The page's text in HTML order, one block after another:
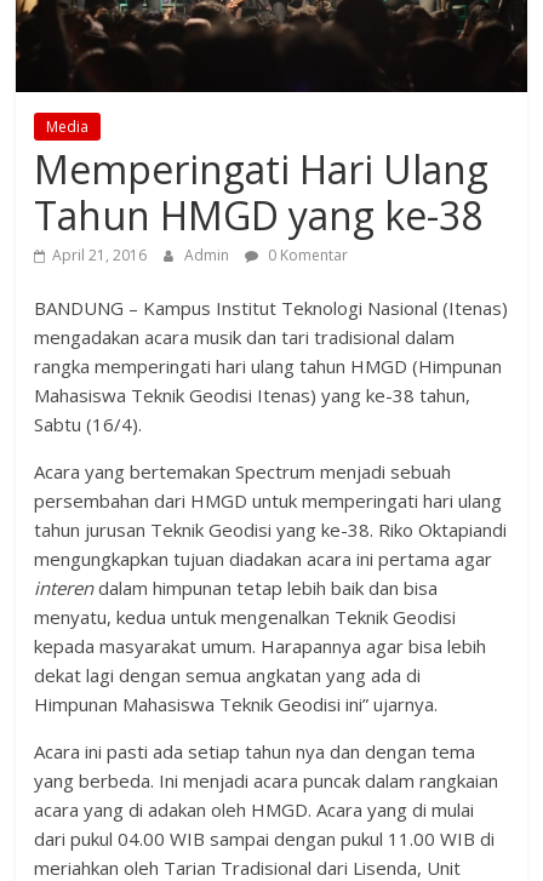
Media
Memperingati Hari Ulang
Tahun HMGD yang ke-38
April 21, 2016 Admin 0 Komentar
BANDUNG – Kampus Institut Teknologi Nasional (Itenas)
mengadakan acara musik dan tari tradisional dalam
rangka memperingati hari ulang tahun HMGD (Himpunan
Mahasiswa Teknik Geodisi Itenas) yang ke-38 tahun,
Sabtu (16/4).
Acara yang bertemakan Spectrum menjadi sebuah
persembahan dari HMGD untuk memperingati hari ulang
tahun jurusan Teknik Geodisi yang ke-38. Riko Oktapiandi
mengungkapkan tujuan diadakan acara ini pertama agar
interendalam himpunan tetap lebih baik dan bisa
menyatu, kedua untuk mengenalkan Teknik Geodisi
kepada masyarakat umum. Harapannya agar bisa lebih
dekat lagi dengan semua angkatan yang ada di
Himpunan Mahasiswa Teknik Geodisi ini” ujarnya.
Acara ini pasti ada setiap tahun nya dan dengan tema
yang berbeda. Ini menjadi acara puncak dalam rangkaian
acara yang di adakan oleh HMGD. Acara yang di mulai
dari pukul 04.00 WIB sampai dengan pukul 11.00 WIB di
meriahkan oleh Tarian Tradisional dari Lisenda, Unit